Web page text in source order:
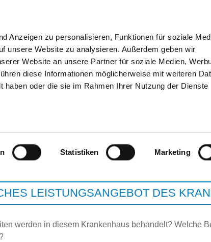
Anzeigen zu personalisieren, Funktionen für soziale
unsere Website zu analysieren. Außerdem geben wir
Website an unsere Partner für soziale Medien,
diese Informationen möglicherweise mit weiteren
haben oder die sie im Rahmen Ihrer Nutzung der Dienste
Statistiken Marketing
TIPPS & HILFE DAS DKV
LEISTUNGSANGEBOT DES
werden in diesem Krankenhaus behandelt? Welche